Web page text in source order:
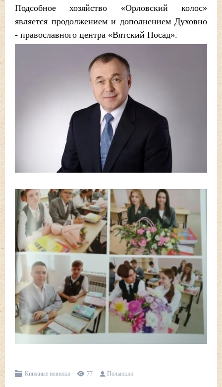
Подсобное хозяйство «Орловский колос»
является продолжением и дополнением Духовно
- православного центра «Вятский Посад».
Книжные новинки 77 Полынкин